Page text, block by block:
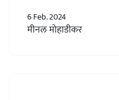
6 Feb. 2024
मीनल मोहाडीकर